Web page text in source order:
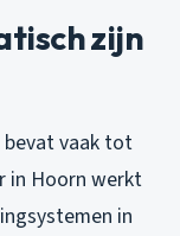
zijn
vaak tot
in Hoorn werkt
in